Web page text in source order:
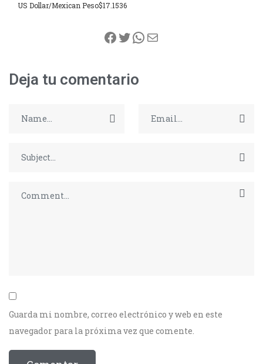
US Dollar/Mexican Peso$17.1536
Facebook
Twitter
WhatsApp
Correo electrónico
Deja tu comentario
Guarda mi nombre, correo electrónico y web en este
navegador para la próxima vez que comente.